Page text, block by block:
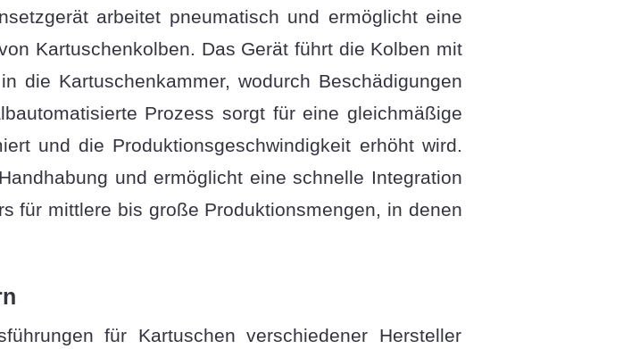
arbeitet pneumatisch und ermöglicht eine
Kartuschenkolben. Das Gerät führt die Kolben mit
die Kartuschenkammer, wodurch Beschädigungen
Prozess sorgt für eine gleichmäßige
und die Produktionsgeschwindigkeit erhöht wird.
und ermöglicht eine schnelle Integration
für mittlere bis große Produktionsmengen, in denen
für Kartuschen verschiedener Hersteller